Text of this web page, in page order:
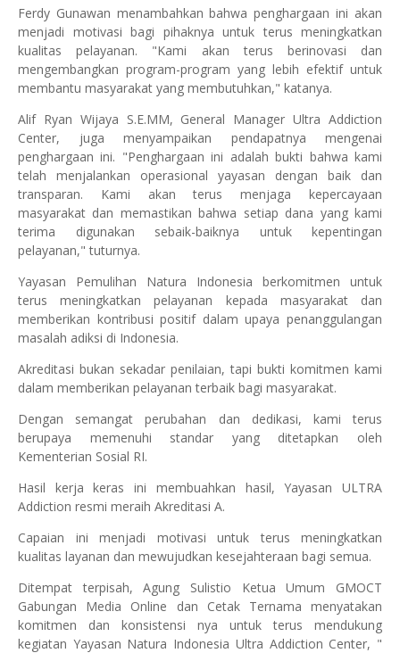
Ferdy Gunawan menambahkan bahwa penghargaan ini akan
menjadi motivasi bagi pihaknya untuk terus meningkatkan
kualitas pelayanan. "Kami akan terus berinovasi dan
mengembangkan program-program yang lebih efektif untuk
membantu masyarakat yang membutuhkan," katanya.
Alif Ryan Wijaya S.E.MM, General Manager Ultra Addiction
Center, juga menyampaikan pendapatnya mengenai
penghargaan ini. "Penghargaan ini adalah bukti bahwa kami
telah menjalankan operasional yayasan dengan baik dan
transparan. Kami akan terus menjaga kepercayaan
masyarakat dan memastikan bahwa setiap dana yang kami
terima digunakan sebaik-baiknya untuk kepentingan
pelayanan," tuturnya.
Yayasan Pemulihan Natura Indonesia berkomitmen untuk
terus meningkatkan pelayanan kepada masyarakat dan
memberikan kontribusi positif dalam upaya penanggulangan
masalah adiksi di Indonesia.
Akreditasi bukan sekadar penilaian, tapi bukti komitmen kami
dalam memberikan pelayanan terbaik bagi masyarakat.
Dengan semangat perubahan dan dedikasi, kami terus
berupaya memenuhi standar yang ditetapkan oleh
Kementerian Sosial RI.
Hasil kerja keras ini membuahkan hasil, Yayasan ULTRA
Addiction resmi meraih Akreditasi A.
Capaian ini menjadi motivasi untuk terus meningkatkan
kualitas layanan dan mewujudkan kesejahteraan bagi semua.
Ditempat terpisah, Agung Sulistio Ketua Umum GMOCT
Gabungan Media Online dan Cetak Ternama menyatakan
komitmen dan konsistensi nya untuk terus mendukung
kegiatan Yayasan Natura Indonesia Ultra Addiction Center, "